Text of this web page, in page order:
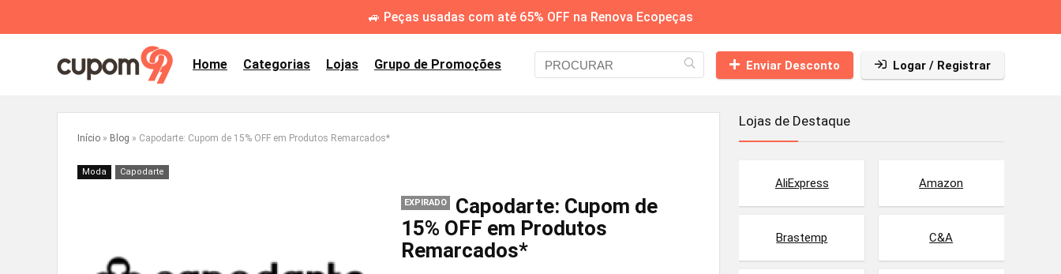
🚙 Peças usadas com até 65% OFF na Renova Ecopeças
Home Categorias Lojas Grupo de Promoções Enviar Desconto Logar / Registrar
Início » Blog » Capodarte: Cupom de 15% OFF em Produtos Remarcados*
Moda Capodarte
EXPIRADO
Capodarte: Cupom de
15% OFF em Produtos
Remarcados*
Lojas de Destaque
AliExpress Amazon
Brastemp C&A